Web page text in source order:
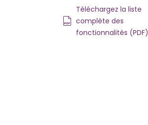
Téléchargez la liste
complète des
fonctionnalités (PDF)